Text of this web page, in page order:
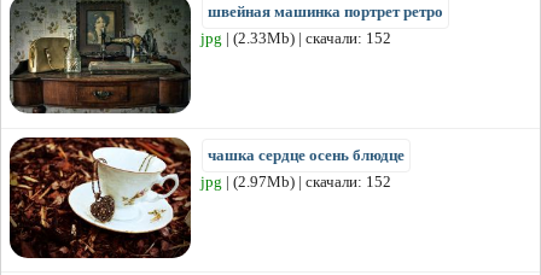
швейная машинка портрет ретро
jpg | (2.33Mb) | скачали: 152
чашка сердце осень блюдце
jpg | (2.97Mb) | скачали: 152